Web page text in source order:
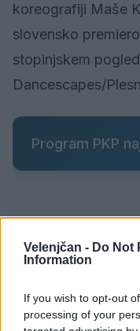
Velenjčan - Do Not
Information
If you wish to opt-out
processing of your
koreografiji Maše
slovensko
stopinjskem
Dancescapes/
Program PKP
KATEGORIJE